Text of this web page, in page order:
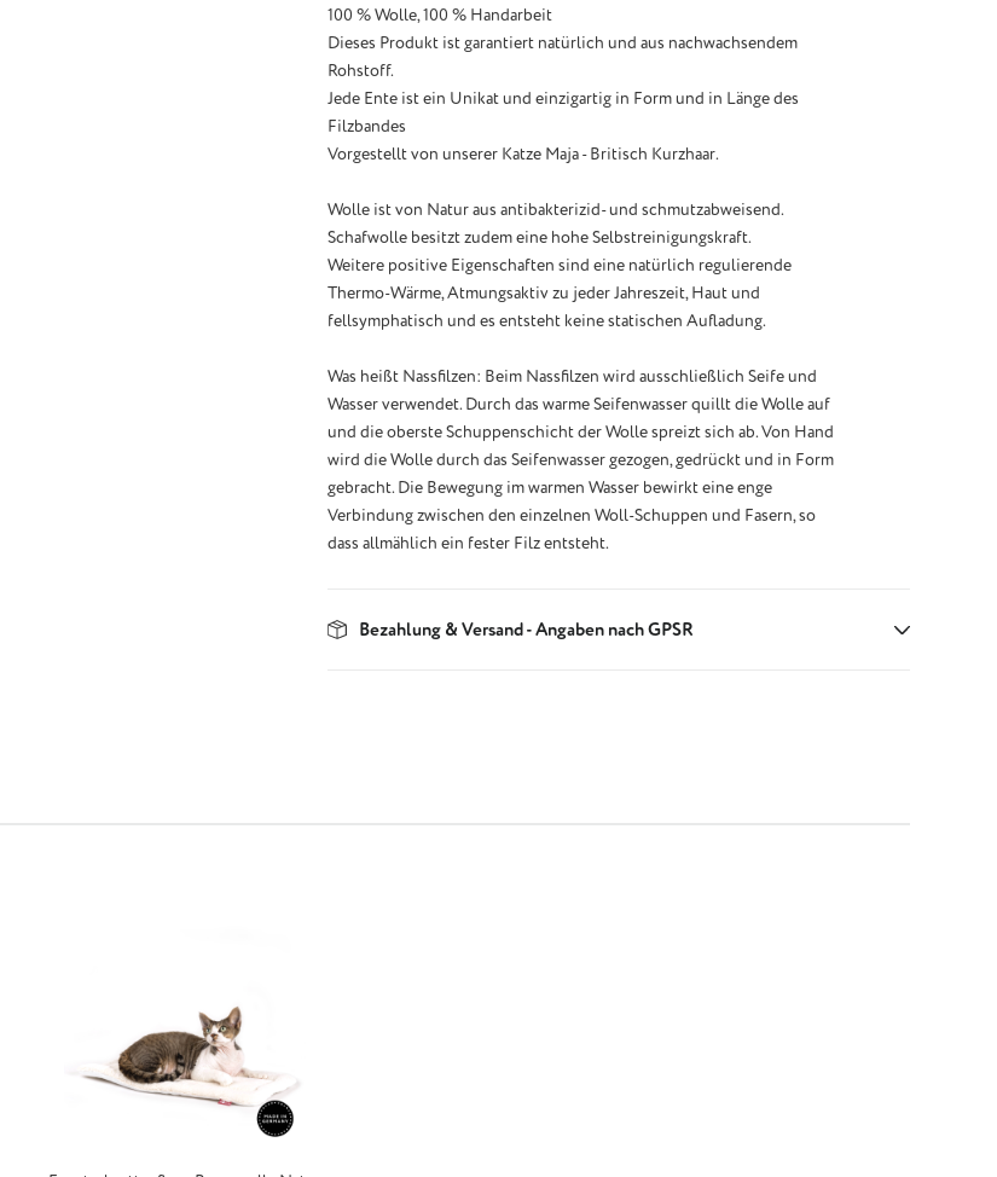
100 % Wolle, 100 % Handarbeit
Dieses Produkt ist garantiert natürlich und aus nachwachsendem
Rohstoff.
Jede Ente ist ein Unikat und einzigartig in Form und in Länge des
Filzbandes
Vorgestellt von unserer Katze Maja - Britisch Kurzhaar.
Wolle ist von Natur aus antibakterizid- und schmutzabweisend.
Schafwolle besitzt zudem eine hohe Selbstreinigungskraft.
Weitere positive Eigenschaften sind eine natürlich regulierende
Thermo-Wärme, Atmungsaktiv zu jeder Jahreszeit, Haut und
fellsymphatisch und es entsteht keine statischen Aufladung.
Was heißt Nassfilzen: Beim Nassfilzen wird ausschließlich Seife und
Wasser verwendet. Durch das warme Seifenwasser quillt die Wolle auf
und die oberste Schuppenschicht der Wolle spreizt sich ab. Von Hand
wird die Wolle durch das Seifenwasser gezogen, gedrückt und in Form
gebracht. Die Bewegung im warmen Wasser bewirkt eine enge
Verbindung zwischen den einzelnen Woll-Schuppen und Fasern, so
dass allmählich ein fester Filz entsteht.
Bezahlung & Versand - Angaben nach GPSR